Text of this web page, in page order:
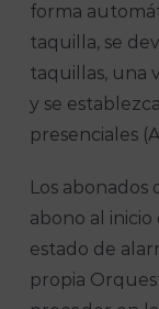
forma
taquilla, se
taquillas, una
y se
presenciales
Los
abono al inicio
estado de
propia